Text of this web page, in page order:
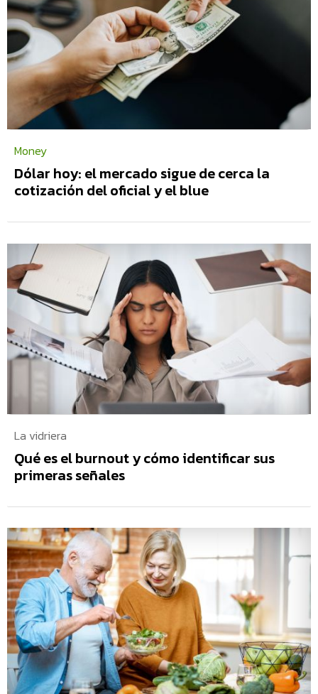
Money
Dólar hoy: el mercado sigue de cerca la
cotización del oficial y el blue
La vidriera
Qué es el burnout y cómo identificar sus
primeras señales